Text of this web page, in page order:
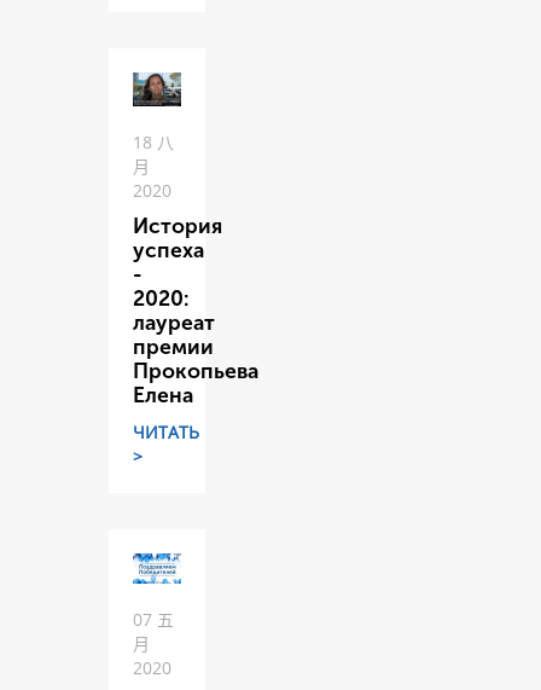
18 八
月
2020
История
успеха
-
2020:
лауреат
премии
Прокопьева
Елена
ЧИТАТЬ
>
07 五
月
2020